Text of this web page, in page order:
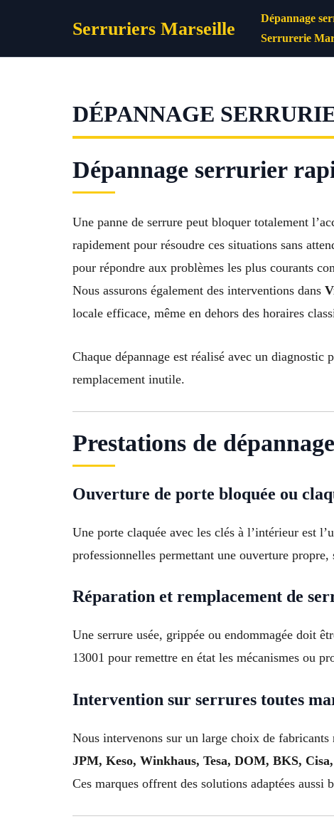
Serruriers Marseille Dépannage
Serrurerie
DÉPANNAGE
Dépannage serrurier
Une panne de serrure peut bloquer totalement
rapidement pour résoudre ces situations sans
pour répondre aux problèmes les plus courants
Nous assurons également des interventions dans
locale efficace, même en dehors des horaires
Chaque dépannage est réalisé avec un
remplacement inutile.
Prestations de
Ouverture de porte bloquée ou
Une porte claquée avec les clés à l’intérieur est
professionnelles permettant une ouverture
Réparation et remplacement de
Une serrure usée, grippée ou endommagée doit
13001 pour remettre en état les mécanismes ou
Intervention sur serrures toutes
Nous intervenons sur un large choix de
JPM, Keso, Winkhaus, Tesa, DOM, BKS,
Ces marques offrent des solutions adaptées